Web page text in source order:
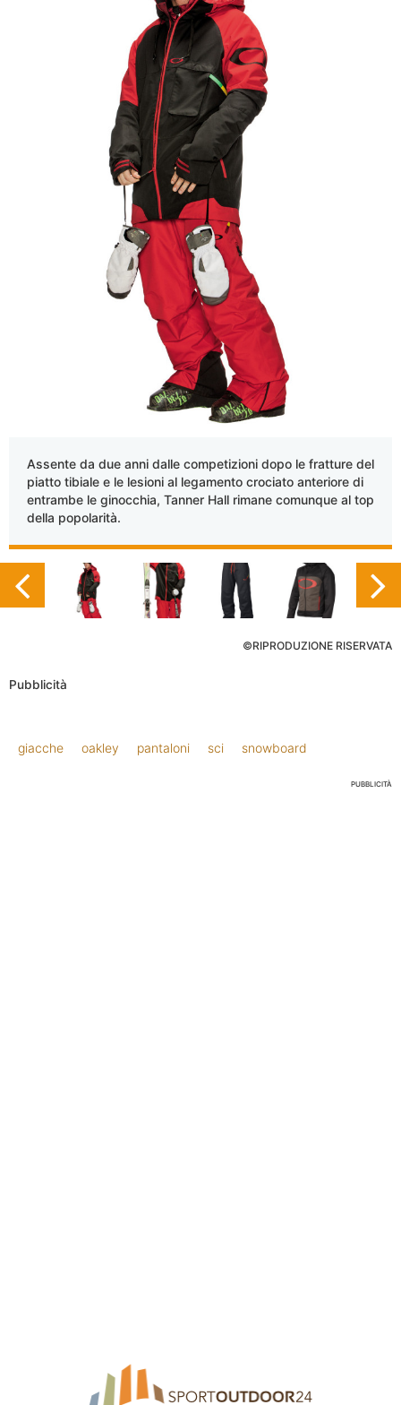
Assente da due anni dalle competizioni dopo le fratture del
piatto tibiale e le lesioni al legamento crociato anteriore di
entrambe le ginocchia, Tanner Hall rimane comunque al top
della popolarità.
©RIPRODUZIONE RISERVATA
Pubblicità
giacche oakley pantaloni sci snowboard
PUBBLICITÀ